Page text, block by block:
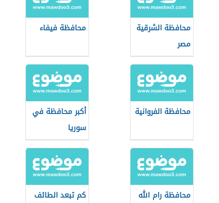
محافظة الشرقية
مصر
محافظة فيفاء
محافظة الفروانية
أكبر محافظة في
سوريا
محافظة رام الله
كم تبعد الطائف